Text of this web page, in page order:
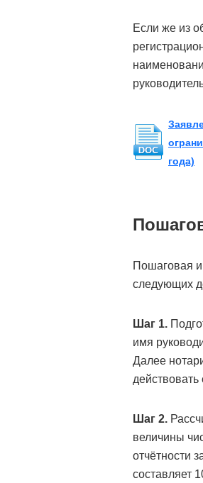
Если же из
года)
Пошаговая
следующих
Шаг 1.
имя
Далее
Шаг 2.
величины
отчётности
составляет